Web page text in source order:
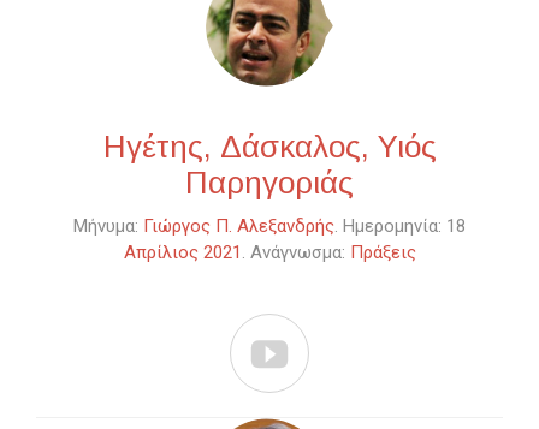
Ηγέτης, Δάσκαλος, Υιός
Παρηγοριάς
Μήνυμα: Γιώργος Π. Αλεξανδρής. Ημερομηνία: 18
Απρίλιος 2021 . Ανάγνωσμα: Πράξεις
